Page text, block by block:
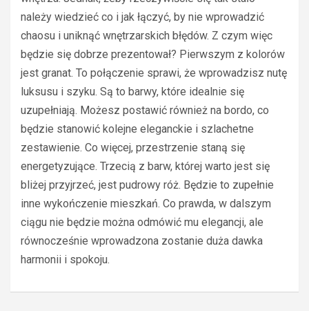
należy wiedzieć co i jak łączyć, by nie wprowadzić
chaosu i uniknąć wnętrzarskich błędów. Z czym więc
będzie się dobrze prezentował? Pierwszym z kolorów
jest granat. To połączenie sprawi, że wprowadzisz nutę
luksusu i szyku. Są to barwy, które idealnie się
uzupełniają. Możesz postawić również na bordo, co
będzie stanowić kolejne eleganckie i szlachetne
zestawienie. Co więcej, przestrzenie staną się
energetyzujące. Trzecią z barw, której warto jest się
bliżej przyjrzeć, jest pudrowy róż. Będzie to zupełnie
inne wykończenie mieszkań. Co prawda, w dalszym
ciągu nie będzie można odmówić mu elegancji, ale
równocześnie wprowadzona zostanie duża dawka
harmonii i spokoju.